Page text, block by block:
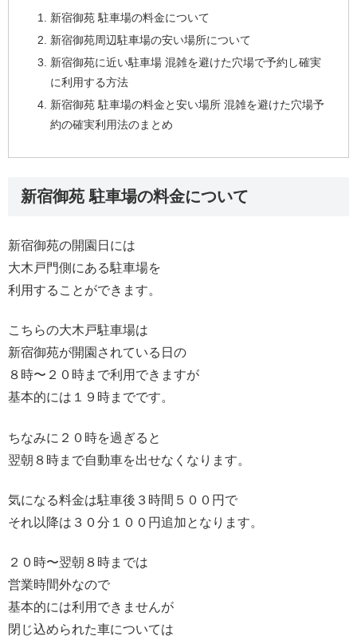
新宿御苑 駐車場の料金について
新宿御苑周辺駐車場の安い場所について
新宿御苑に近い駐車場 混雑を避けた穴場で予約し確実
に利用する方法
新宿御苑 駐車場の料金と安い場所 混雑を避けた穴場予
約の確実利用法のまとめ
新宿御苑 駐車場の料金について
新宿御苑の開園日には
大木戸門側にある駐車場を
利用することができます。
こちらの大木戸駐車場は
新宿御苑が開園されている日の
８時〜２０時まで利用できますが
基本的には１９時までです。
ちなみに２０時を過ぎると
翌朝８時まで自動車を出せなくなります。
気になる料金は駐車後３時間５００円で
それ以降は３０分１００円追加となります。
２０時〜翌朝８時までは
営業時間外なので
基本的には利用できませんが
閉じ込められた車については